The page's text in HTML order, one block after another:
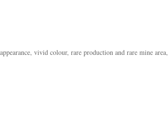
vivid colour, rare production and rare mine area,